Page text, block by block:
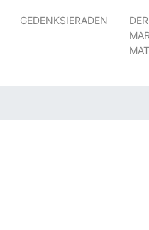
GEDENKSIERADEN